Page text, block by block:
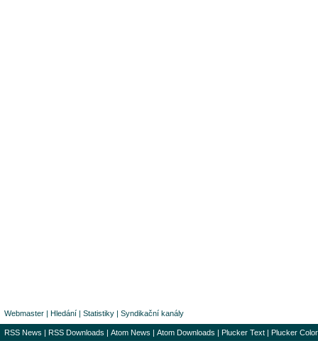
Webmaster | Hledání | Statistiky | Syndikační kanály
RSS News | RSS Downloads | Atom News | Atom Downloads | Plucker Text | Plucker Color